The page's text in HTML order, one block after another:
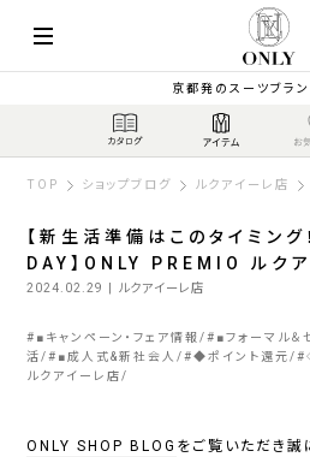
京都発のスーツブラ
TOP ショップブログ ルクアイーレ店
【新生活準備はこのタイミン
DAY】ONLY PREMIO ルクア
2024.02.29 | ルクアイーレ店
# ■キャンペーン・フェア情報 # ■フォーマル＆
活 # ■成人式&新社会人 #◆ポイント還元 #
ルクアイーレ店
ONLY SHOP BLOG をご覧いただき誠